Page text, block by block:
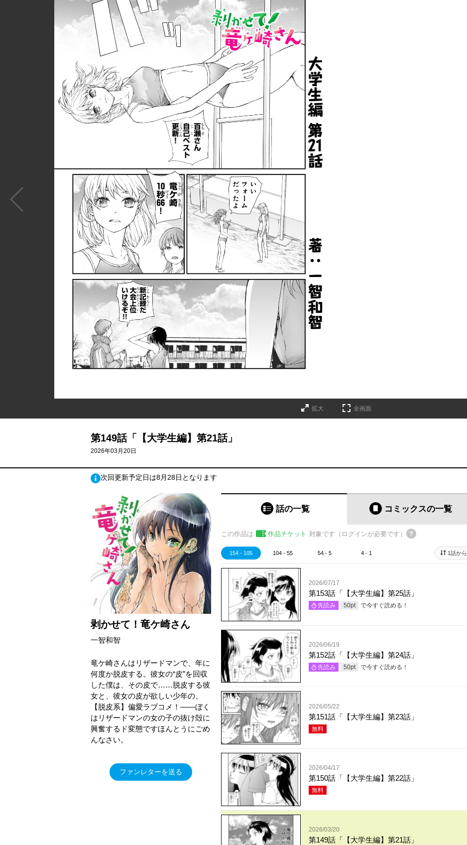
拡大 全画面
第149話「【大学生編】第21話」
2026年03月20日
次回更新予定日は8月28日となります
剥かせて！竜ケ崎さん
一智和智
竜ケ崎さんはリザードマンで、年に
何度か脱皮する。彼女の“皮”を回収
した僕は、その皮で……脱皮する彼
女と、彼女の皮が欲しい少年の、
【脱皮系】偏愛ラブコメ！――ぼく
はリザードマンの女の子の抜け殻に
興奮するド変態ですほんとうにごめ
んなさい。
ファンレターを送る
話の一覧 コミックスの一覧
この作品は 作品チケット 対象です（ログインが必要です）
154 - 105 104 - 55 54 - 5 4 - 1 1話から
2026/07/17
第153話「【大学生編】第25話」
先読み 50pt で今すぐ読める！
2026/06/19
第152話「【大学生編】第24話」
先読み 50pt で今すぐ読める！
2026/05/22
第151話「【大学生編】第23話」
無料
2026/04/17
第150話「【大学生編】第22話」
無料
2026/03/20
第149話「【大学生編】第21話」